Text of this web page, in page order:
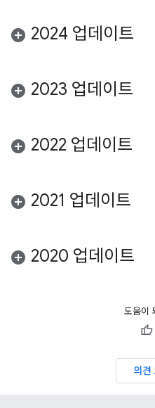
2024 업데이트
2023 업데이트
2022 업데이트
2021 업데이트
2020 업데이트
도움이
의견